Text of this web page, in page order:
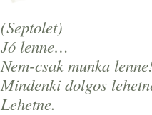
(Septolet)
Jó lenne…
Nem-csak munka
Mindenki dolgos
Lehetne.